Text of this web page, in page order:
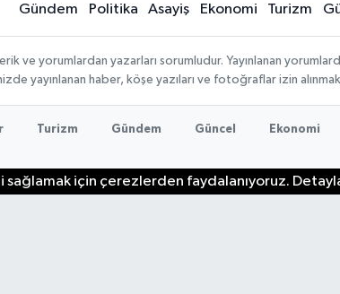
Gündem Politika Asayiş Ekonomi Turizm
ve yorumlardan yazarları sorumludur. Yayınlanan
yayınlanan haber, köşe yazıları ve fotoğraflar izin
Turizm Gündem Güncel Ekonomi
sağlamak için çerezlerden faydalanıyoruz.